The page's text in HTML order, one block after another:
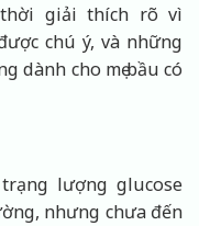
giải thích rõ vì
chú ý, và những
dành cho mẹ bầu có
lượng glucose
nhưng chưa đến